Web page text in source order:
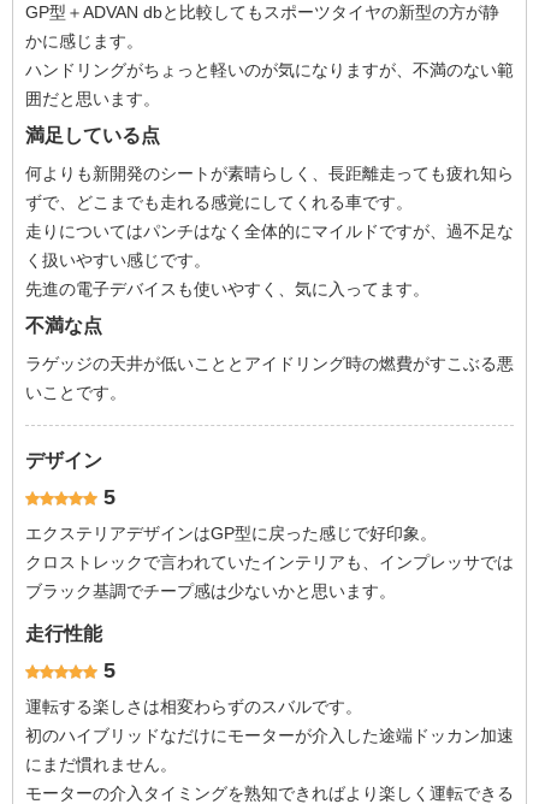
GP型＋ADVAN dbと比較してもスポーツタイヤの新型の方が静
かに感じます。
ハンドリングがちょっと軽いのが気になりますが、不満のない範
囲だと思います。
満足している点
何よりも新開発のシートが素晴らしく、長距離走っても疲れ知ら
ずで、どこまでも走れる感覚にしてくれる車です。
走りについてはパンチはなく全体的にマイルドですが、過不足な
く扱いやすい感じです。
先進の電子デバイスも使いやすく、気に入ってます。
不満な点
ラゲッジの天井が低いこととアイドリング時の燃費がすこぶる悪
いことです。
デザイン
5
エクステリアデザインはGP型に戻った感じで好印象。
クロストレックで言われていたインテリアも、インプレッサでは
ブラック基調でチープ感は少ないかと思います。
走行性能
5
運転する楽しさは相変わらずのスバルです。
初のハイブリッドなだけにモーターが介入した途端ドッカン加速
にまだ慣れません。
モーターの介入タイミングを熟知できればより楽しく運転できる